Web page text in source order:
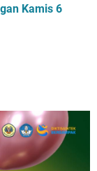
Kamis 6